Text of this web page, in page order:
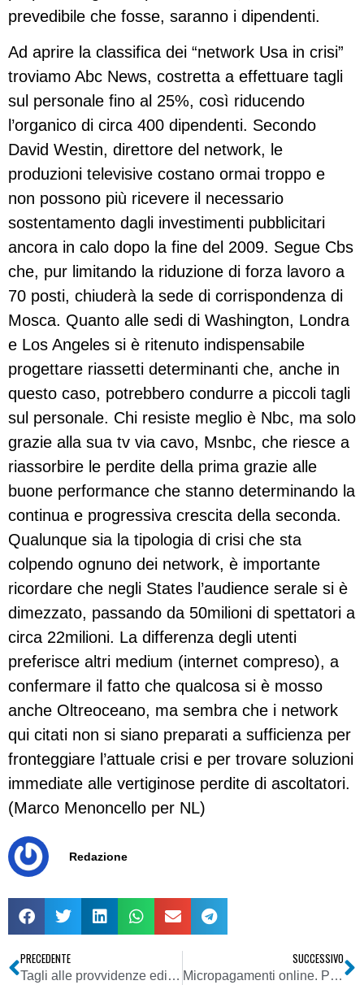
prevedibile che fosse, saranno i dipendenti.
Ad aprire la classifica dei “network Usa in crisi”
troviamo Abc News, costretta a effettuare tagli
sul personale fino al 25%, così riducendo
l’organico di circa 400 dipendenti. Secondo
David Westin, direttore del network, le
produzioni televisive costano ormai troppo e
non possono più ricevere il necessario
sostentamento dagli investimenti pubblicitari
ancora in calo dopo la fine del 2009. Segue Cbs
che, pur limitando la riduzione di forza lavoro a
70 posti, chiuderà la sede di corrispondenza di
Mosca. Quanto alle sedi di Washington, Londra
e Los Angeles si è ritenuto indispensabile
progettare riassetti determinanti che, anche in
questo caso, potrebbero condurre a piccoli tagli
sul personale. Chi resiste meglio è Nbc, ma solo
grazie alla sua tv via cavo, Msnbc, che riesce a
riassorbire le perdite della prima grazie alle
buone performance che stanno determinando la
continua e progressiva crescita della seconda.
Qualunque sia la tipologia di crisi che sta
colpendo ognuno dei network, è importante
ricordare che negli States l’audience serale si è
dimezzato, passando da 50milioni di spettatori a
circa 22milioni. La differenza degli utenti
preferisce altri medium (internet compreso), a
confermare il fatto che qualcosa si è mosso
anche Oltreoceano, ma sembra che i network
qui citati non si siano preparati a sufficienza per
fronteggiare l’attuale crisi e per trovare soluzioni
immediate alle vertiginose perdite di ascoltatori.
(Marco Menoncello per NL)
Redazione
PRECEDENTE
Tagli alle provvidenze editoriali a favore delle radio e tv locali: la protesta di Popolare Network
SUCCESSIVO
Micropagamenti online. Paypal raggiunge un accordo con Facebook